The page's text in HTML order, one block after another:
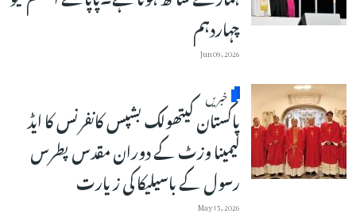
چہاردہم
Jun 09, 2026
خبریں
پاکستان کیتھولک بشپس کانفرنس کا ایڈ
لیمینا وزٹ کے دوران مقدس پطرس
رسول کے باسیلیکا کی زیارت
May 15, 2026